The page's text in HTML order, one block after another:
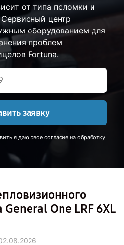
от типа поломки и
центр
оборудованием для
проблем
Fortuna.
заявку
я даю свое согласие на обработку
.
One LRF 6XL